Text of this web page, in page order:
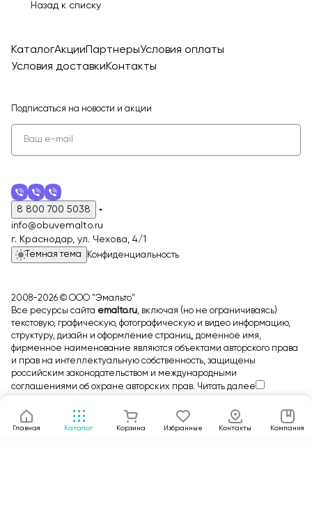
Назад к списку
Главная Каталог Корзина Избранные Контакты Компания
КаталогАкции ПартнерыУсловия оплаты
Условия доставкиКонтакты
Подписаться на новости и акции
8 800 700 5038
info@obuvemalto.ru
г. Краснодар, ул. Чехова, 4/1
Темная тема Конфиденциальность
2008-2026 © ООО "Эмальто"
Все ресурсы сайта emalto.ru, включая (но не ограничиваясь)
текстовую, графическую, фотографическую и видео информацию,
структуру, дизайн и оформление страниц, доменное имя,
фирменное наименование являются объектами авторского права
и прав на интеллектуальную собственность, защищены
российским законодательством и международными
соглашениями об охране авторских прав. Читать далее